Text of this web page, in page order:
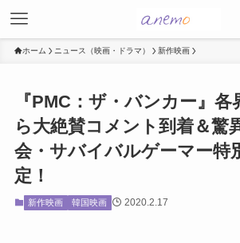
ホーム ニュース（映画・ドラマ） 新作映画
『PMC：ザ・バンカー』
ら大絶賛コメント到着＆驚
会・サバイバルゲーマー特
定！
新作映画 韓国映画 2020.2.17